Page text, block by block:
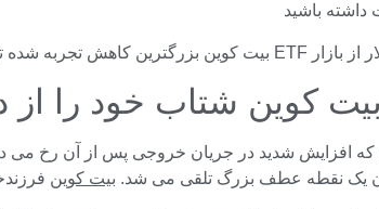
باشید
یک نقطه عطف بزرگ تلقی می شد. بیت کوین